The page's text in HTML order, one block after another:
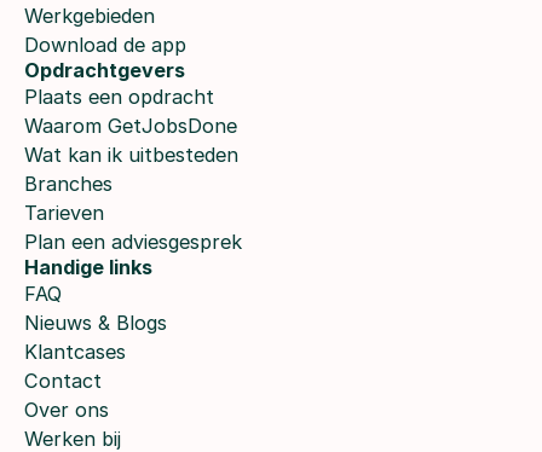
Werkgebieden
Download de app
Opdrachtgevers
Plaats een opdracht
Waarom GetJobsDone
Wat kan ik uitbesteden
Branches
Tarieven
Plan een adviesgesprek
Handige links
FAQ
Nieuws & Blogs
Klantcases
Contact
Over ons
Werken bij